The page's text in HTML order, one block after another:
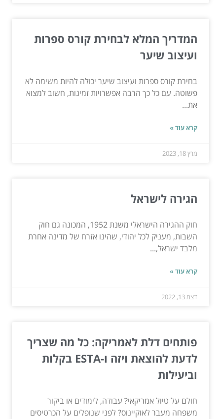
המדריך המלא לבחירת קורס ספרות
ועיצוב שיער
בחירת קורס ספרות ועיצוב שיער יכולה להיות משימה לא
פשוטה. עם כל כך הרבה אפשרויות זמינות, חשוב למצוא
את...
קרא עוד »
מרץ 18, 2023
הגירה לישראל
חוק ההגירה הישראלי משנת 1952, המכונה גם חוק
השבות, מעניק לכל יהודי, שהינו אזרח של מדינה אחרת
מלבד ישראל,...
קרא עוד »
דצמ 13, 2022
פותחים דלת לאמריקה: כל מה שצריך
לדעת להוצאת ויזה ו-ESTA בקלות
וביעילות
חולם על טיול אמריקאי? עבודה, לימודים או ביקור
משפחה מעבר לאוקיינוס? לפני שנופלים על הכרטיסים